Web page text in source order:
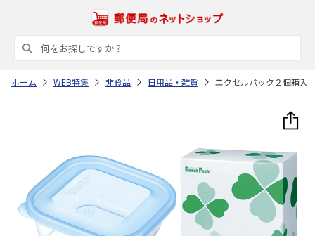
ホーム WEB特集 非食品 日用品・雑貨 エクセルパック２個箱入